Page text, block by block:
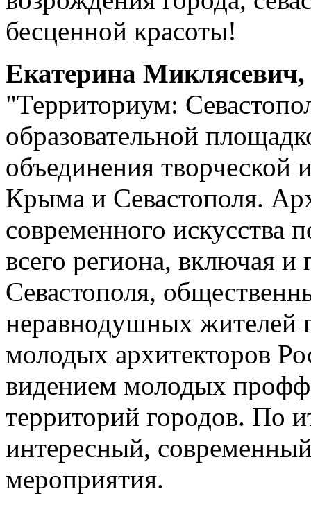
бесценной красоты!
Екатерина Миклясевич,
"Территориум:
образовательной
объединения
Крыма и Севастополя.
современного искусства
всего региона, включая и
Севастополя,
неравнодушных жителей
молодых архитекторов
видением молодых
территорий городов. По
интересный,
мероприятия.